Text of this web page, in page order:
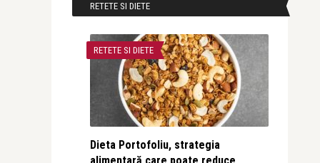
RETETE SI DIETE
RETETE SI DIETE
Dieta Portofoliu, strategia